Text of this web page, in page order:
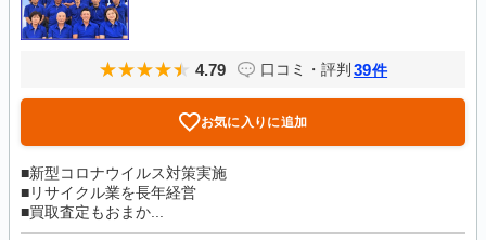
4.79 口コミ・評判 39件
お気に入りに追加
■新型コロナウイルス対策実施
■リサイクル業を長年経営
■買取査定もおまか...